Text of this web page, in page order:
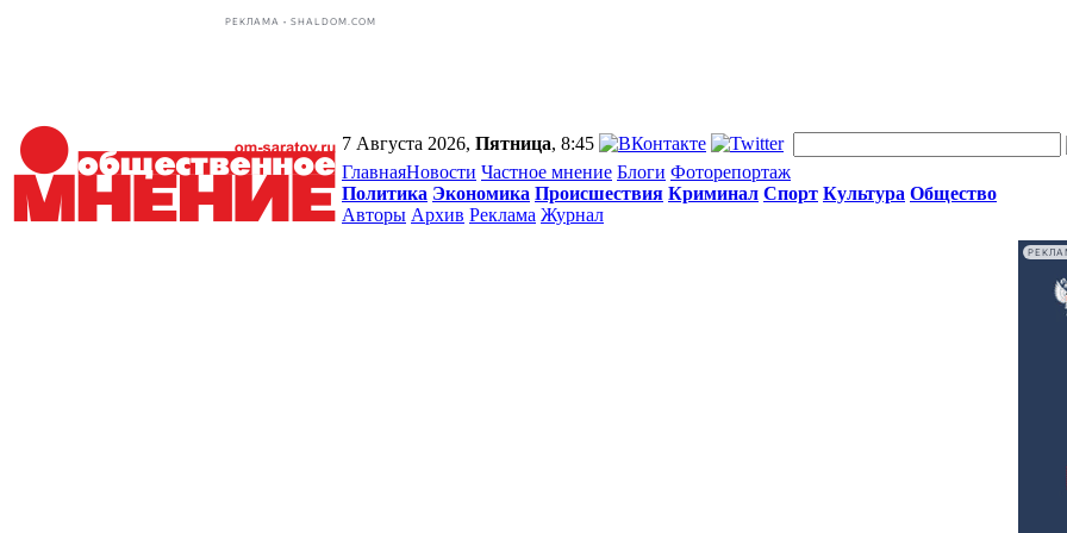
РЕКЛАМА • SHALDOM.COM
7 Августа 2026, Пятница, 8:45
ГлавнаяНовости Частное мнение Блоги Фоторепортаж
Политика Экономика Происшествия Криминал Спорт Культура Общество
Авторы Архив Реклама Журнал